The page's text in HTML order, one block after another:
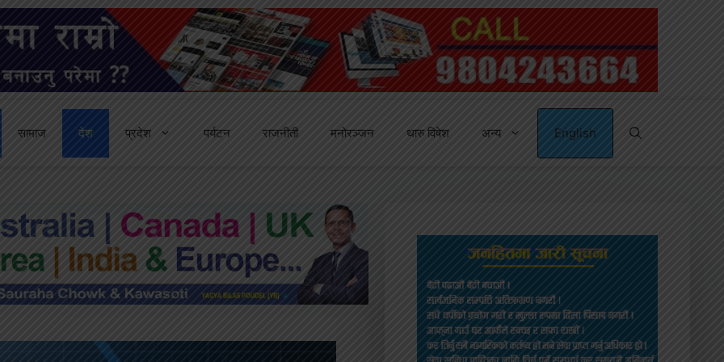
सामाज देश प्रदेश पर्यटन राजनीती मनोरञ्जन थारु विषेश अन्य English